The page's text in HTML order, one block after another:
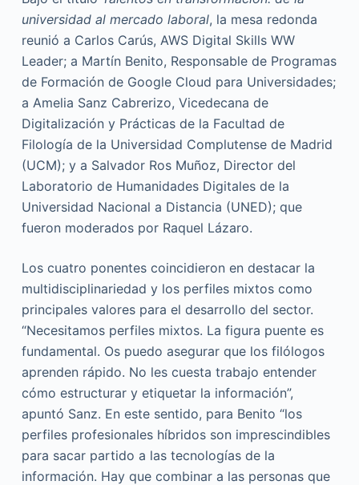
universidad al mercado laboral, la mesa redonda
reunió a Carlos Carús, AWS Digital Skills WW
Leader; a Martín Benito, Responsable de Programas
de Formación de Google Cloud para Universidades;
a Amelia Sanz Cabrerizo, Vicedecana de
Digitalización y Prácticas de la Facultad de
Filología de la Universidad Complutense de Madrid
(UCM); y a Salvador Ros Muñoz, Director del
Laboratorio de Humanidades Digitales de la
Universidad Nacional a Distancia (UNED); que
fueron moderados por Raquel Lázaro.
Los cuatro ponentes coincidieron en destacar la
multidisciplinariedad y los perfiles mixtos como
principales valores para el desarrollo del sector.
“Necesitamos perfiles mixtos. La figura puente es
fundamental. Os puedo asegurar que los filólogos
aprenden rápido. No les cuesta trabajo entender
cómo estructurar y etiquetar la información”,
apuntó Sanz. En este sentido, para Benito “los
perfiles profesionales híbridos son imprescindibles
para sacar partido a las tecnologías de la
información. Hay que combinar a las personas que